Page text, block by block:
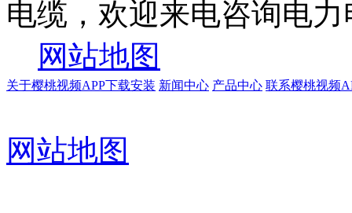
电缆，欢迎来电咨询电
网站地图
关于樱桃视频APP下载安装 新闻中心 产品中心 联系樱桃视频
网站地图